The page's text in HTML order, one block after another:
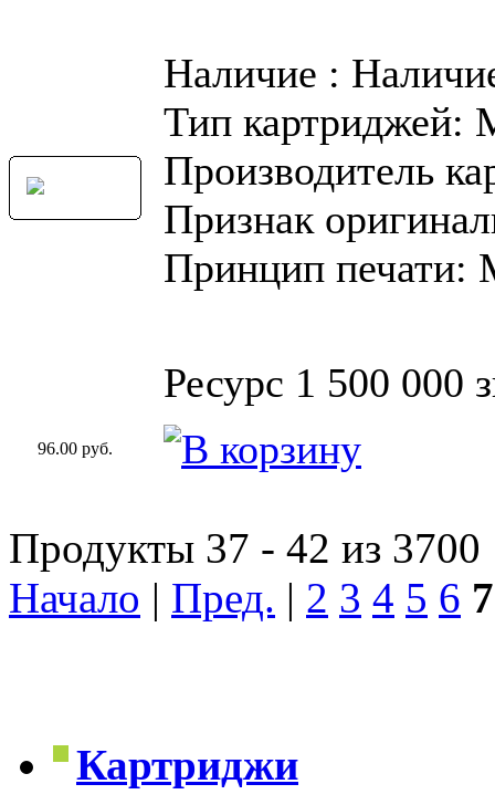
Наличие :
Тип картриджей:
Производитель
Признак
Принцип печати:
Ресурс 1 500 000
96.00 руб.
Продукты 37 - 42 из 3700
Начало | Пред. | 2 3 4 5 6 7
Картриджи